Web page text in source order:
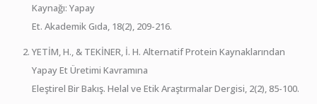
Kaynağı: Yapay
Et. Akademik Gıda, 18(2), 209-216.
YETİM, H., & TEKİNER, İ. H. Alternatif Protein Kaynaklarından
Yapay Et Üretimi Kavramına
Eleştirel Bir Bakış. Helal ve Etik Araştırmalar Dergisi, 2(2), 85-100.